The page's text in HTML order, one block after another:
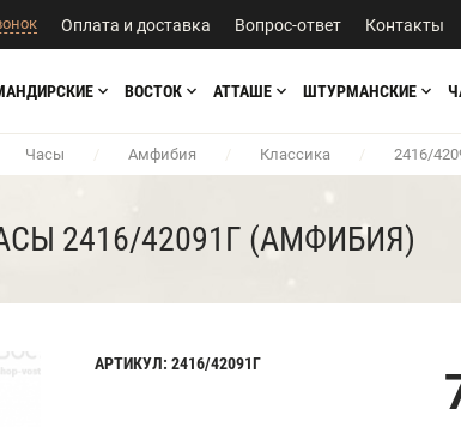
Оплата и доставка Вопрос-ответ Контакты
ВОСТОК АТТАШЕ ШТУРМАНСКИЕ
Часы / Амфибия / Классика / 2416/
2416/42091Г (АМФИБИЯ)
АРТИКУЛ: 2416/42091Г